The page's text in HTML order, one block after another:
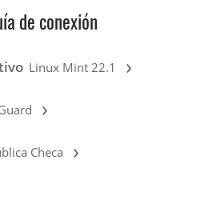
de conexión
Linux Mint 22.1 ›
›
Checa ›